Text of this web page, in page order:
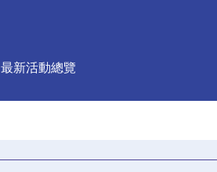
新活動總覽